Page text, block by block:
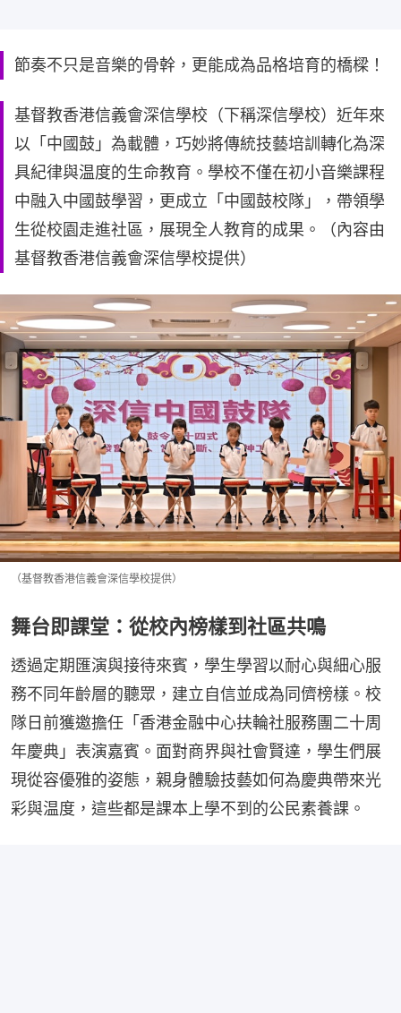
節奏不只是音樂的骨幹，更能成為品格培育的橋樑！
基督教香港信義會深信學校（下稱深信學校）近年來
以「中國鼓」為載體，巧妙將傳統技藝培訓轉化為深
具紀律與温度的生命教育。學校不僅在初小音樂課程
中融入中國鼓學習，更成立「中國鼓校隊」，帶領學
生從校園走進社區，展現全人教育的成果。（內容由
基督教香港信義會深信學校提供）
（基督教香港信義會深信學校提供）
舞台即課堂：從校內榜樣到社區共鳴
透過定期匯演與接待來賓，學生學習以耐心與細心服
務不同年齡層的聽眾，建立自信並成為同儕榜樣。校
隊日前獲邀擔任「香港金融中心扶輪社服務團二十周
年慶典」表演嘉賓。面對商界與社會賢達，學生們展
現從容優雅的姿態，親身體驗技藝如何為慶典帶來光
彩與温度，這些都是課本上學不到的公民素養課。